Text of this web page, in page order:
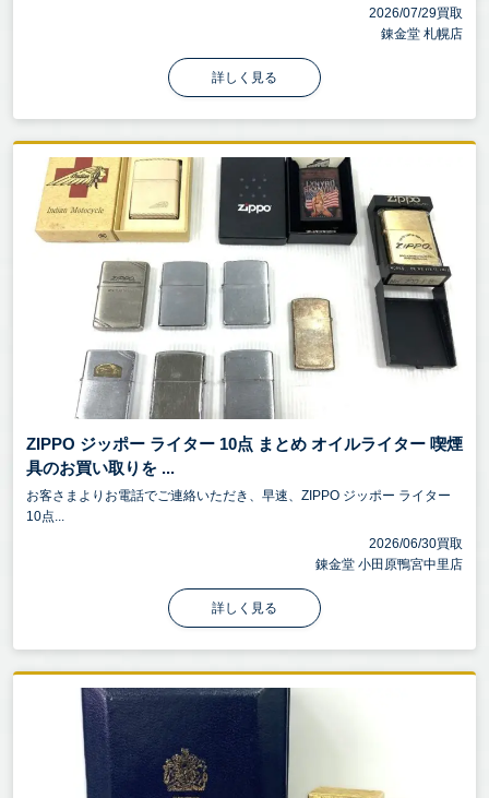
2026/07/29買取
錬金堂 札幌店
詳しく見る
ZIPPO ジッポー ライター 10点 まとめ オイルライター 喫煙
具のお買い取りを ...
お客さまよりお電話でご連絡いただき、早速、ZIPPO ジッポー ライター
10点...
2026/06/30買取
錬金堂 小田原鴨宮中里店
詳しく見る